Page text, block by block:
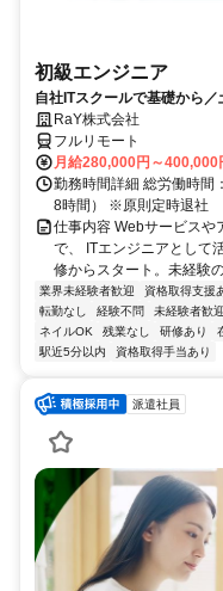
初級エンジニア
自社ITスクールで基礎から
RaY株式会社
フルリモート
月給280,000円～400,000
勤務時間詳細 総労働時間
8時間） ※原則定時退社
仕事内容 Webサービスや
で、 ITエンジニアとして
修からスタート。未経験
業界未経験者歓迎 資格取得支援
転勤なし
経験不問 未経験者歓迎
ネイルOK
残業なし 研修あり
駅近5分以内
資格取得手当あり
派遣社員